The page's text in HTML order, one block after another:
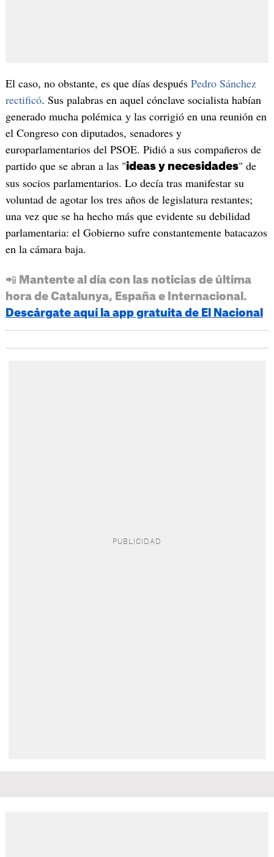
El caso, no obstante, es que días después Pedro Sánchez
rectificó. Sus palabras en aquel cónclave socialista habían
generado mucha polémica y las corrigió en una reunión en
el Congreso con diputados, senadores y
europarlamentarios del PSOE. Pidió a sus compañeros de
partido que se abran a las "ideas y necesidades" de
sus socios parlamentarios. Lo decía tras manifestar su
voluntad de agotar los tres años de legislatura restantes;
una vez que se ha hecho más que evidente su debilidad
parlamentaria: el Gobierno sufre constantemente batacazos
en la cámara baja.
📲 Mantente al día con las noticias de última
hora de Catalunya, España e Internacional.
Descárgate aquí la app gratuita de El Nacional